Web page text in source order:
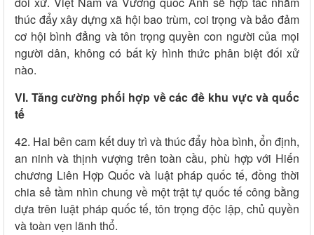
thúc đẩy xây dựng xã hội bao trùm, coi trọng và bảo đảm
cơ hội bình đẳng và tôn trọng quyền con người của mọi
người dân, không có bất kỳ hình thức phân biệt đối xử
nào.
VI. Tăng cường phối hợp về các đề khu vực và quốc
tế
42. Hai bên cam kết duy trì và thúc đẩy hòa bình, ổn định,
an ninh và thịnh vượng trên toàn cầu, phù hợp với Hiến
chương Liên Hợp Quốc và luật pháp quốc tế, đồng thời
chia sẻ tầm nhìn chung về một trật tự quốc tế công bằng
dựa trên luật pháp quốc tế, tôn trọng độc lập, chủ quyền
và toàn vẹn lãnh thổ.